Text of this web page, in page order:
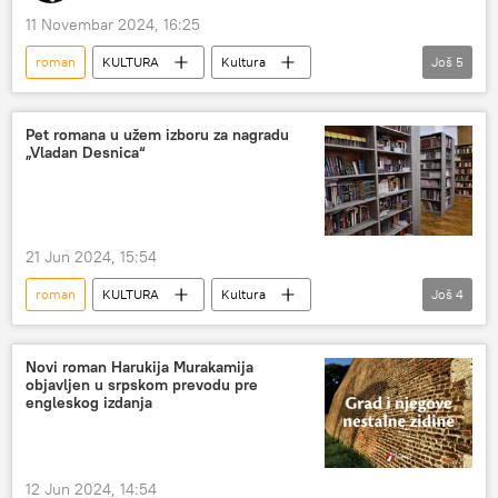
11 Novembar 2024, 16:25
roman KULTURA
Kultura
Jelena Gatiluzio
supruga
Despot Stefan Lazaervić
Ana Atanasković
Srbija
Još 5
Pet romana u užem izboru za nagradu
„Vladan Desnica“
21 Jun 2024, 15:54
roman KULTURA
Kultura
Kultura – vesti
Vladan Desnica
nagrada
Književnost
Još 4
Novi roman Harukija Murakamija
objavljen u srpskom prevodu pre
engleskog izdanja
12 Jun 2024, 14:54